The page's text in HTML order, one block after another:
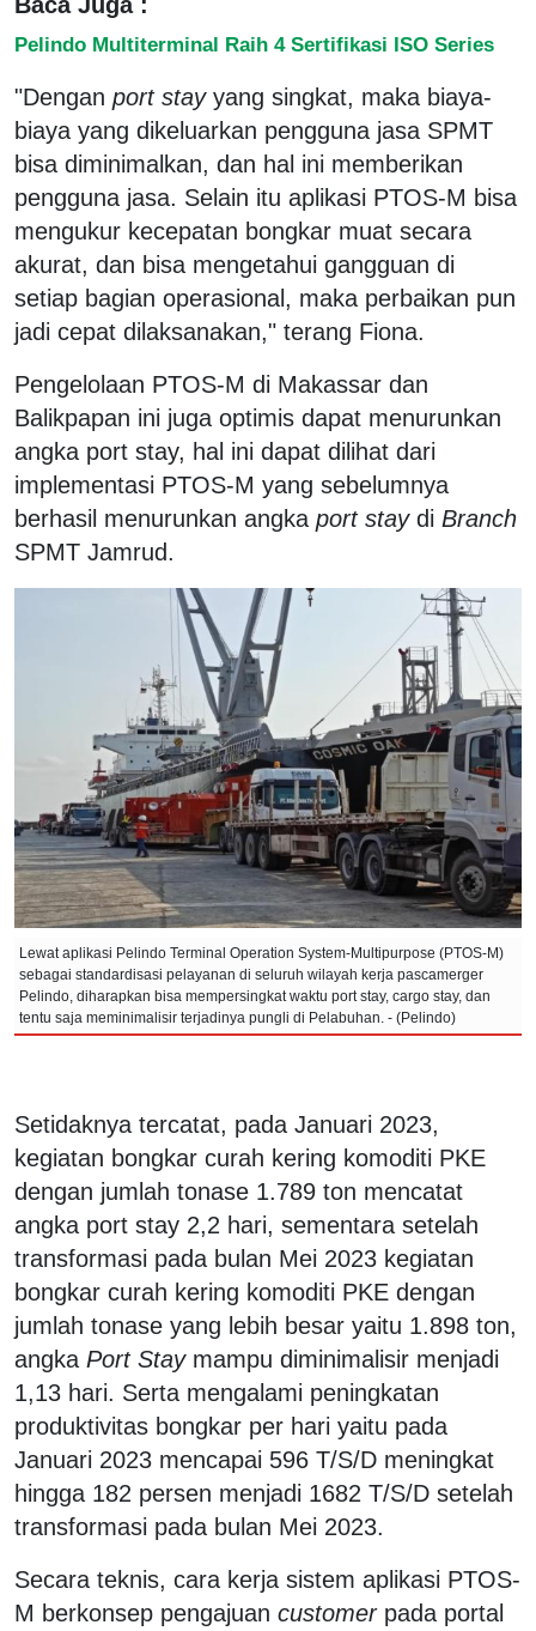
Pelindo Multiterminal Raih 4 Sertifikasi ISO Series
"Dengan port stayyang singkat, maka biaya-
biaya yang dikeluarkan pengguna jasa SPMT
bisa diminimalkan, dan hal ini memberikan
pengguna jasa. Selain itu aplikasi PTOS-M bisa
mengukur kecepatan bongkar muat secara
akurat, dan bisa mengetahui gangguan di
setiap bagian operasional, maka perbaikan pun
jadi cepat dilaksanakan," terang Fiona.
Pengelolaan PTOS-M di Makassar dan
Balikpapan ini juga optimis dapat menurunkan
angka port stay, hal ini dapat dilihat dari
implementasi PTOS-M yang sebelumnya
berhasil menurunkan angka port stay di Branch
SPMT Jamrud.
Lewat aplikasi Pelindo Terminal Operation System-Multipurpose (PTOS-M)
sebagai standardisasi pelayanan di seluruh wilayah kerja pascamerger
Pelindo, diharapkan bisa mempersingkat waktu port stay, cargo stay, dan
tentu saja meminimalisir terjadinya pungli di Pelabuhan. - (Pelindo)
Setidaknya tercatat, pada Januari 2023,
kegiatan bongkar curah kering komoditi PKE
dengan jumlah tonase 1.789 ton mencatat
angka port stay 2,2 hari, sementara setelah
transformasi pada bulan Mei 2023 kegiatan
bongkar curah kering komoditi PKE dengan
jumlah tonase yang lebih besar yaitu 1.898 ton,
angka Port Staymampu diminimalisir menjadi
1,13 hari. Serta mengalami peningkatan
produktivitas bongkar per hari yaitu pada
Januari 2023 mencapai 596 T/S/D meningkat
hingga 182 persen menjadi 1682 T/S/D setelah
transformasi pada bulan Mei 2023.
Secara teknis, cara kerja sistem aplikasi PTOS-
M berkonsep pengajuan customerpada portal